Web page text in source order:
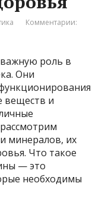
Комментарии:
роль в
Они
веществ и
минералов, их
Что такое
— это
необходимы